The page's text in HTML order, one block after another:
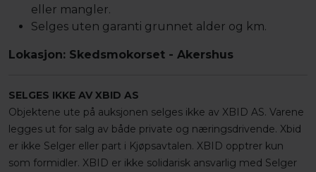
eller mangler.
Selges uten garanti grunnet alder og km.
Lokasjon: Skedsmokorset - Akershus
SELGES IKKE AV XBID AS
Objektene ute på auksjonen selges ikke av XBID AS. Varene
legges ut for salg av både private og næringsdrivende. Xbid
er ikke Selger eller part i Kjøpsavtalen. XBID opptrer kun
som formidler. XBID er ikke solidarisk ansvarlig med Selger